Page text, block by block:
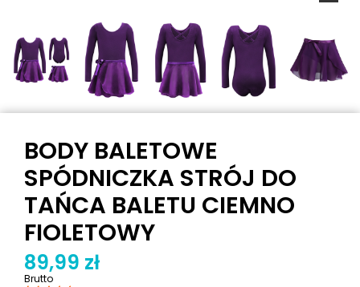
BODY BALETOWE
SPÓDNICZKA STRÓJ DO
TAŃCA BALETU CIEMNO
FIOLETOWY
89,99 zł
Brutto